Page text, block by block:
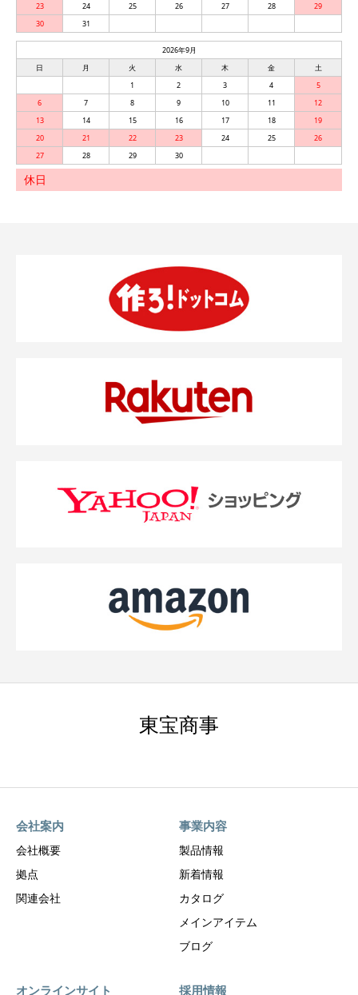
23
24 25 26 27 28
29
30
31
2026年9月
日
月 火 水 木 金
土
1
2 3 4
5
6
7 8 9 10 11
12
13
14 15 16 17 18
19
20
21 22 23 24 25
26
27
28 29 30
休日
東宝商事
会社案内
会社概要
拠点
関連会社
事業内容
製品情報
新着情報
カタログ
メインアイテム
ブログ
オンラインサイト 採用情報